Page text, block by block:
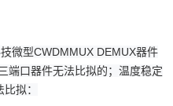
微型CWDMMUX DEMUX器件
端口器件无法比拟的；温度稳定
拟：